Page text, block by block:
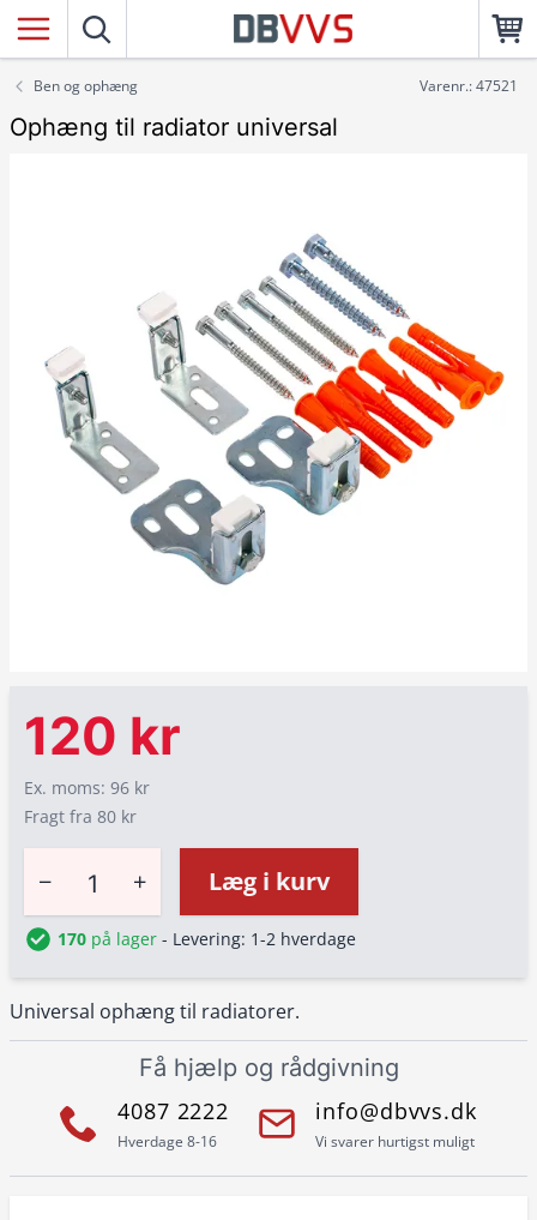
Ben og ophæng Varenr.: 47521
Ophæng til radiator universal
Universal ophæng til radiatorer.
120 kr
Ex. moms: 96 kr
Fragt fra 80 kr
− + Læg i kurv
170 på lager - Levering: 1-2 hverdage
Få hjælp og rådgivning
4087 2222
Hverdage 8-16
info@dbvvs.dk
Vi svarer hurtigst muligt